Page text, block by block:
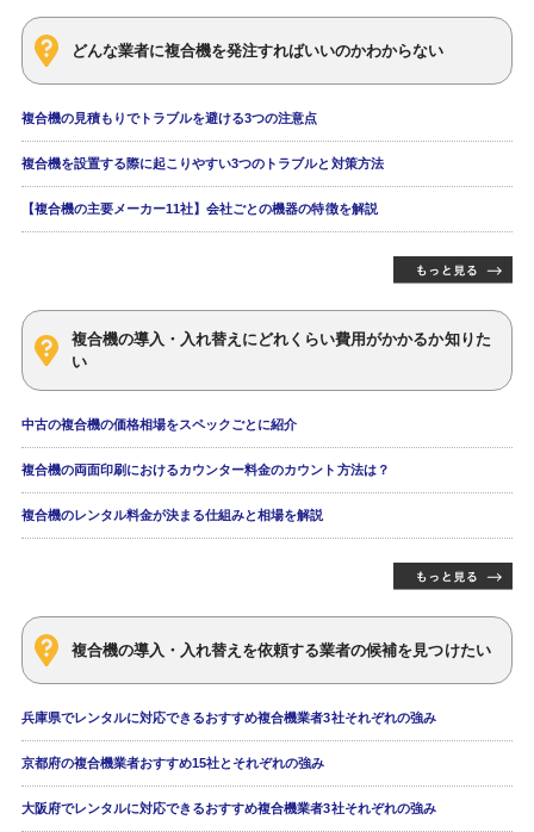
どんな業者に複合機を発注すればいいのかわからない
複合機の見積もりでトラブルを避ける3つの注意点
複合機を設置する際に起こりやすい3つのトラブルと対策方法
【複合機の主要メーカー11社】会社ごとの機器の特徴を解説
複合機の導入・入れ替えにどれくらい費用がかかるか知りた
い
中古の複合機の価格相場をスペックごとに紹介
複合機の両面印刷におけるカウンター料金のカウント方法は？
複合機のレンタル料金が決まる仕組みと相場を解説
複合機の導入・入れ替えを依頼する業者の候補を見つけたい
兵庫県でレンタルに対応できるおすすめ複合機業者3社それぞれの強み
京都府の複合機業者おすすめ15社とそれぞれの強み
大阪府でレンタルに対応できるおすすめ複合機業者3社それぞれの強み